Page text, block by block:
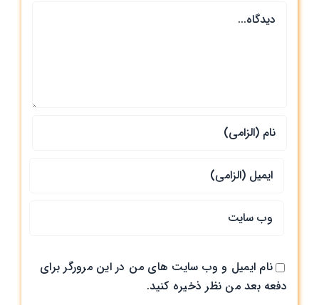
دیدگاه
نام ایمیل و وب سایت های من در این مرورگر برای
دفعه بعد من نظر ذخیره کنید.